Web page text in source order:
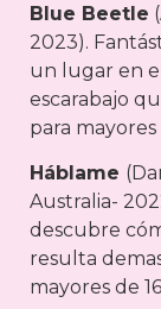
Blue Beetle
2023).
un lugar en
escarabajo
para mayores
Háblame
Australia-
descubre
resulta
mayores de